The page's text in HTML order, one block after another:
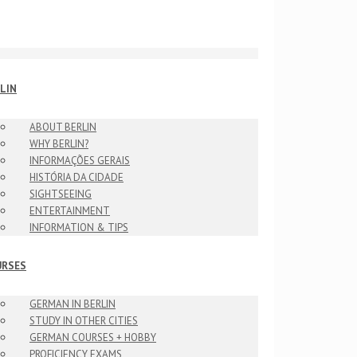
ABOUT BERLIN
WHY BERLIN?
INFORMAÇÕES GERAIS
HISTÓRIA DA CIDADE
SIGHTSEEING
ENTERTAINMENT
INFORMATION & TIPS
GERMAN IN BERLIN
STUDY IN OTHER CITIES
GERMAN COURSES + HOBBY
PROFICIENCY EXAMS